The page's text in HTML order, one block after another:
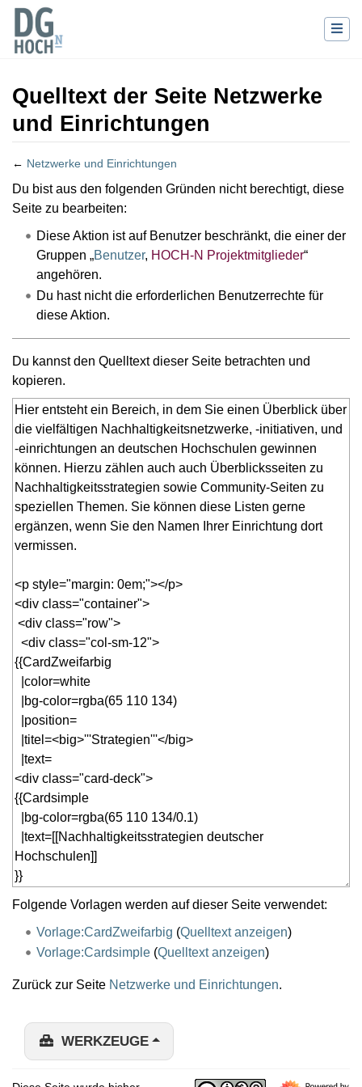
Quelltext der Seite Netzwerke
und Einrichtungen
← Netzwerke und Einrichtungen
Wechseln zu: Navigation Suche
Du bist aus den folgenden Gründen nicht berechtigt, diese
Seite zu bearbeiten:
Diese Aktion ist auf Benutzer beschränkt, die einer der
Gruppen „Benutzer, HOCH-N Projektmitglieder“
angehören.
Du hast nicht die erforderlichen Benutzerrechte für
diese Aktion.
Du kannst den Quelltext dieser Seite betrachten und
kopieren.
Folgende Vorlagen werden auf dieser Seite verwendet:
Vorlage:CardZweifarbig (Quelltext anzeigen)
Vorlage:Cardsimple(Quelltext anzeigen)
Zurück zur Seite Netzwerke und Einrichtungen.
WERKZEUGE